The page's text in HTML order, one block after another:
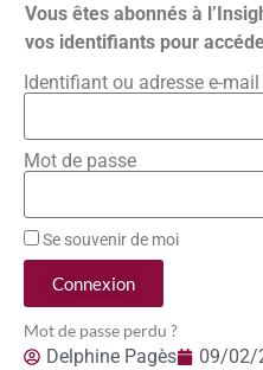
Vous êtes abonnés à
vos identifiants pour
Identifiant ou adresse e-mail
Mot de passe
Se souvenir de moi
Connexion
Mot de passe perdu ?
Delphine Pagès 09/02/